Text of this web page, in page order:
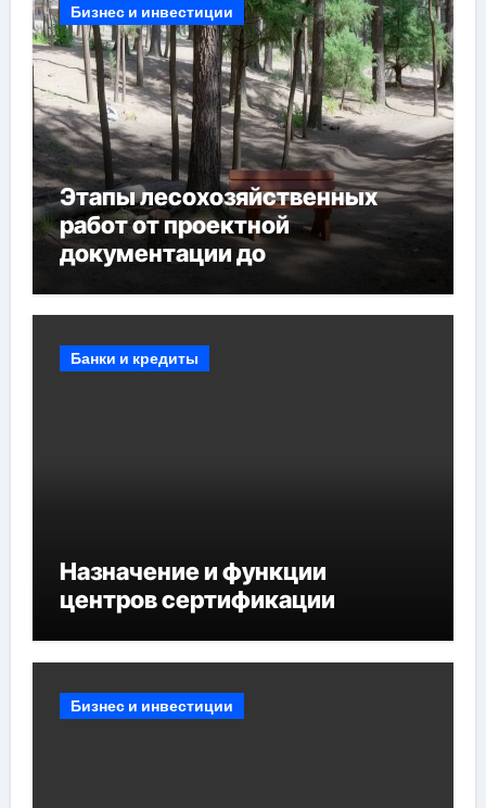
Бизнес и инвестиции
Этапы лесохозяйственных
работ от проектной
документации до
мероприятий и обустройства
Банки и кредиты
Назначение и функции
центров сертификации
Бизнес и инвестиции